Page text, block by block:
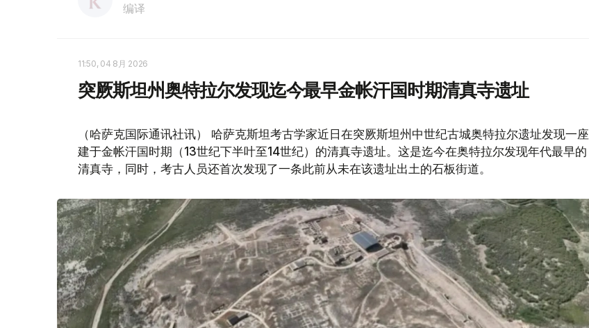
编译
11:50, 04 8月 2026
突厥斯坦州奥特拉尔发现迄今最早金帐汗国时期清真寺遗址
（哈萨克国际通讯社讯） 哈萨克斯坦考古学家近日在突厥斯坦州中世纪古城奥特拉尔遗址发现一座
建于金帐汗国时期（13世纪下半叶至14世纪）的清真寺遗址。这是迄今在奥特拉尔发现年代最早的
清真寺，同时，考古人员还首次发现了一条此前从未在该遗址出土的石板街道。